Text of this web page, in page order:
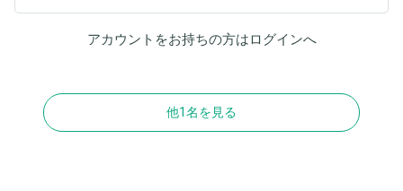
アカウントをお持ちの方はログインへ
他1名を見る